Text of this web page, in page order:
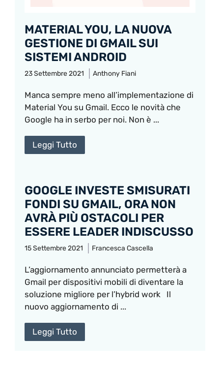
MATERIAL YOU, LA NUOVA
GESTIONE DI GMAIL SUI
SISTEMI ANDROID
23 Settembre 2021 Anthony Fiani
Manca sempre meno all’implementazione di
Material You su Gmail. Ecco le novità che
Google ha in serbo per noi. Non è ...
Leggi Tutto
GOOGLE INVESTE SMISURATI
FONDI SU GMAIL, ORA NON
AVRÀ PIÙ OSTACOLI PER
ESSERE LEADER INDISCUSSO
15 Settembre 2021 Francesca Cascella
L’aggiornamento annunciato permetterà a
Gmail per dispositivi mobili di diventare la
soluzione migliore per l’hybrid work Il
nuovo aggiornamento di ...
Leggi Tutto